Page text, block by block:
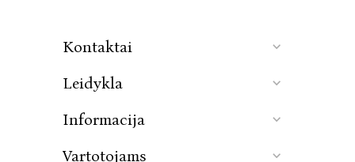
Kontaktai
Leidykla
Informacija
Vartotojams